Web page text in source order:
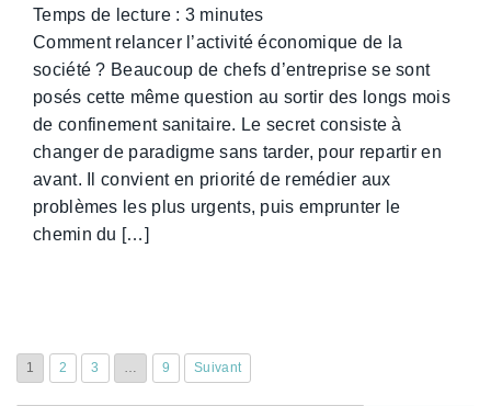
Temps de lecture : 3 minutes
Comment relancer l’activité économique de la
société ? Beaucoup de chefs d’entreprise se sont
posés cette même question au sortir des longs mois
de confinement sanitaire. Le secret consiste à
changer de paradigme sans tarder, pour repartir en
avant. Il convient en priorité de remédier aux
problèmes les plus urgents, puis emprunter le
chemin du […]
1 2 3 … 9 Suivant